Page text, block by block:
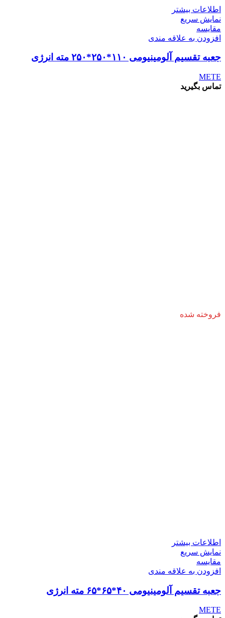
اطلاعات بیشتر
نمایش سریع
مقايسه
افزودن به علاقه مندی
جعبه تقسیم آلومینیومی ۱۱۰*۲۵۰*۲۵۰ مته انرژی
METE
تماس بگیرید
فروخته شده
اطلاعات بیشتر
نمایش سریع
مقايسه
افزودن به علاقه مندی
جعبه تقسیم آلومینیومی ۴۰*۶۵*۶۵ مته انرژی
METE